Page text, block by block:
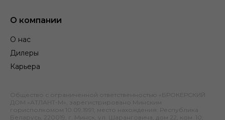
О компании
О нас
Дилеры
Карьера
Общество с ограниченной ответственностью «БРОКЕРСКИЙ
ДОМ «АТЛАНТ-М», зарегистрировано Минским
горисполкомом 10.09.1991; место нахождения: Республика
Беларусь, 220019, г. Минск, ул. Шаранговича, дом 22, ком. 10;